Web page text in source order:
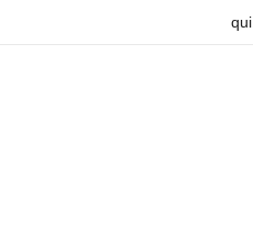
universidade Kristhel